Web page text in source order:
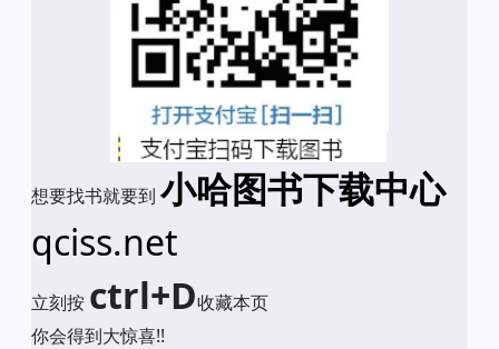
想要找书就要到 小哈图书下载中心
qciss.net
立刻按 ctrl+D收藏本页
你会得到大惊喜!!